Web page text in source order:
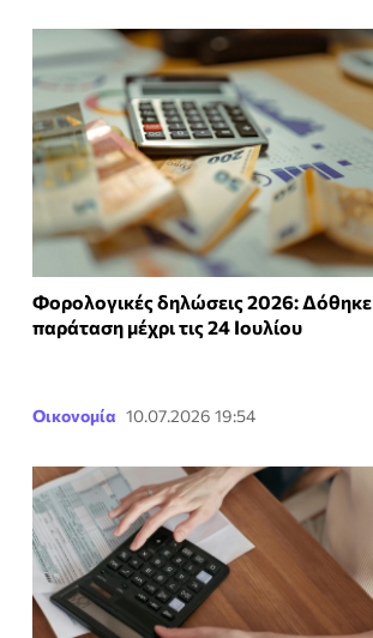
Φορολογικές δηλώσεις 2026: Δόθηκε
παράταση μέχρι τις 24 Ιουλίου
Οικονομία 10.07.2026 19:54